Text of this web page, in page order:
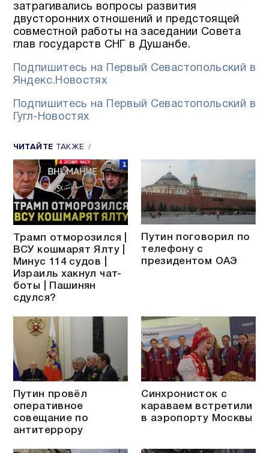
затрагивались вопросы развития
двусторонних отношений и предстоящей
совместной работы на заседании Совета
глав государств СНГ в Душанбе.
Подпишитесь на Первый Севастопольский в
Яндекс.Новостях
Подпишитесь на Первый Севастопольский в
Гугл-Новостях
ЧИТАЙТЕ ТАКЖЕ
Трамп отморозился |
ВСУ кошмарят Ялту |
Минус 114 судов |
Израиль хакнул чат-
боты | Пашинян
сдулся?
Путин поговорил по
телефону с
президентом ОАЭ
Путин провёл
оперативное
совещание по
антитеррору
Синхронисток с
караваем встретили
в аэропорту Москвы